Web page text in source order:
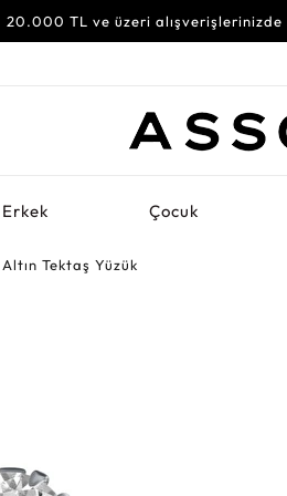
20.000 TL ve üzeri alışverişlerinizde
Erkek Çocuk
Altın Tektaş Yüzük